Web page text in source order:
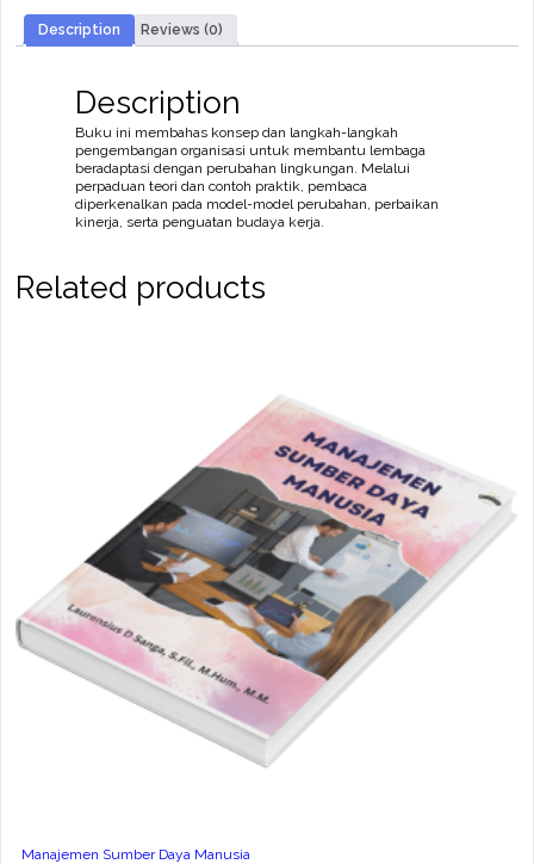
quantity
Description Reviews (0)
Description
Buku ini membahas konsep dan langkah-langkah
pengembangan organisasi untuk membantu lembaga
beradaptasi dengan perubahan lingkungan. Melalui
perpaduan teori dan contoh praktik, pembaca
diperkenalkan pada model-model perubahan, perbaikan
kinerja, serta penguatan budaya kerja.
Related products
Manajemen Sumber Daya Manusia